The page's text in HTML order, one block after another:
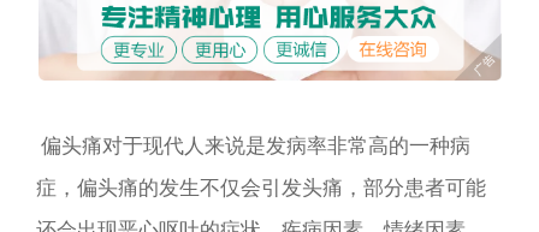
偏头痛对于现代人来说是发病率非常高的一种病
症，偏头痛的发生不仅会引发头痛，部分患者可能